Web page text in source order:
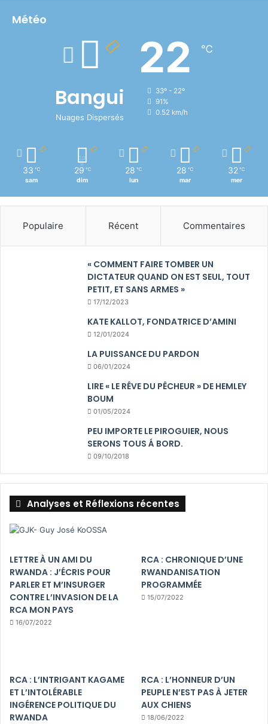
Météo
Bangui
Nuages Dispersés
22 ℃
33º - 22º
91%
0.52 km/h
33 ℃
sam
29 ℃
dim
28 ℃
lun
28 ℃
mar
32 ℃
mer
Populaire Récent Commentaires
« COMMENT FAIRE TOMBER UN
DICTATEUR QUAND ON EST SEUL, TOUT
PETIT, ET SANS ARMES »
17/12/2023
KATE KALLOT, FONDATRICE D’AMINI
12/01/2024
LA PUISSANCE DU PARDON
06/01/2024
LIRE « LE RÊVE DU PÊCHEUR » DE HEMLEY
BOUM
01/05/2024
PEU IMPORTE LE PIROGUIER, NOUS
SERONS TOUS Á BORD.
09/10/2018
Analyses et Réflexions récentes
LETTRE À UN AMI DU
RWANDA : J’ÉCRIS POUR
PARLER ET M’INSURGER
CONTRE L’INVASION DE LA
RCA MON PAYS
16/07/2022
RCA : CHRONIQUE D’UNE
RWANDANISATION
PROGRAMMÉE
15/07/2022
RCA : L’INTRIGANT KAGAME
ET L’INTOLÉRABLE
INGÉRENCE POLITIQUE DU
RWANDA
RCA : L’HONNEUR D’UN
PEUPLE N’EST PAS À JETER
AUX CHIENS
18/06/2022